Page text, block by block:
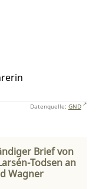
Datenquelle: GND
Brief von
Todsen an
Wagner